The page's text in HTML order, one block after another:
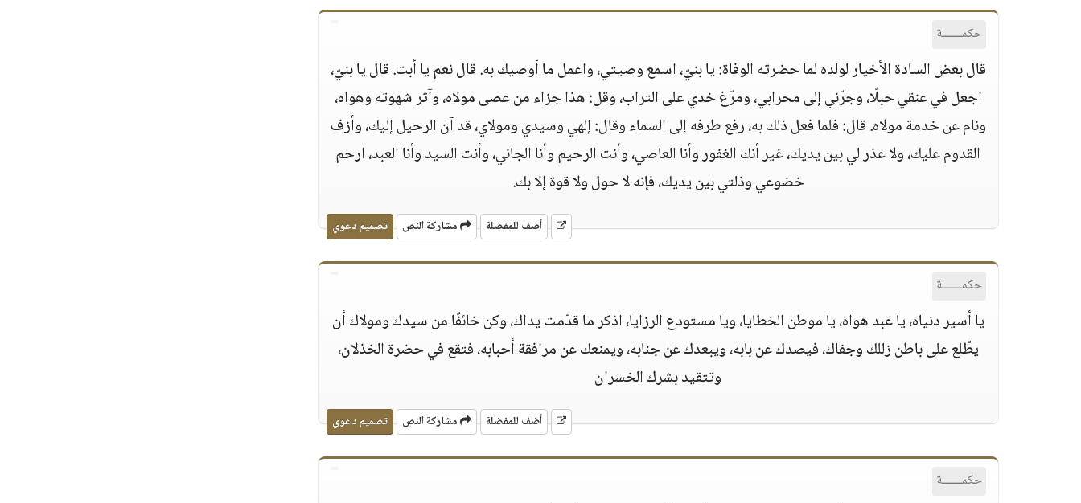
حكمــــــة
قال بعض السادة الأخيار لولده لما حضرته الوفاة‏:‏ يا بنيّ، اسمع وصيتي، واعمل ما أوصيك به‏.‏ قال نعم يا أبت‏.‏ قال يا بنيّ،
اجعل في عنقي حبلًا، وجرّني إلى محرابي، ومرّغ خدي على التراب، وقل‏:‏ هذا جزاء من عصى مولاه، وآثر شهوته وهواه،
ونام عن خدمة مولاه‏.‏ قال‏:‏ فلما فعل ذلك به، رفع طرفه إلى السماء وقال‏:‏ إلهي وسيدي ومولاي، قد آن الرحيل إليك، وأزف
القدوم عليك، ولا عذر لي بين يديك، غير أنك الغفور وأنا العاصي، وأنت الرحيم وأنا الجاني، وأنت السيد وأنا العبد، ارحم
خضوعي وذلتي بين يديك، فإنه لا حول ولا قوة إلا بك‏.‏
أضف للمفضلة مشاركة النص تصميم دعوي
حكمــــــة
يا أسير دنياه، يا عبد هواه، يا موطن الخطايا، ويا مستودع الرزايا، اذكر ما قدّمت يداك، وكن خائفًا من سيدك ومولاك أن
يطّلع على باطن زللك وجفاك، فيصدك عن بابه، ويبعدك عن جنابه، ويمنعك عن مرافقة أحبابه، فتقع في حضرة الخذلان،
وتتقيد بشرك الخسران
أضف للمفضلة مشاركة النص تصميم دعوي
حكمــــــة